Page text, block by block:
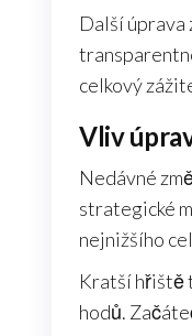
Další
celkový
Vliv
Nedávné
strategické
nejnižšího
Kratší hřiště
hodů.